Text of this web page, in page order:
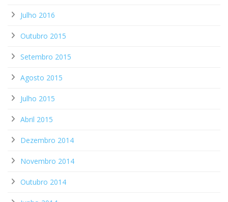
Julho 2016
Outubro 2015
Setembro 2015
Agosto 2015
Julho 2015
Abril 2015
Dezembro 2014
Novembro 2014
Outubro 2014